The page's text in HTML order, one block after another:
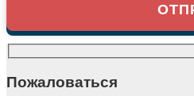
Пожаловаться